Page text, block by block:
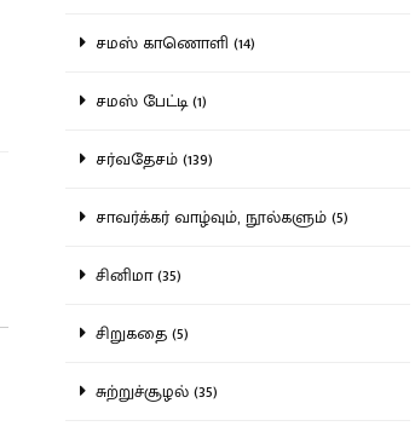
சமஸ் காணொளி (14)
சமஸ் பேட்டி (1)
சர்வதேசம் (139)
சாவர்க்கர் வாழ்வும், நூல்களும் (5)
சினிமா (35)
சிறுகதை (5)
சுற்றுச்சூழல் (35)